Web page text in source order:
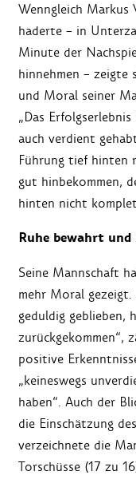
Wenngleich Markus
haderte – in
Minute der
hinnehmen – zeigte
und Moral seiner
„Das
auch verdient
Führung tief hinten
gut hinbekommen,
hinten nicht
Ruhe bewahrt
Seine Mannschaft
mehr Moral
geduldig geblieben,
zurückgekommen“,
positive
„keineswegs
haben“. Auch der
die Einschätzung
verzeichnete die
Torschüsse (17 zu